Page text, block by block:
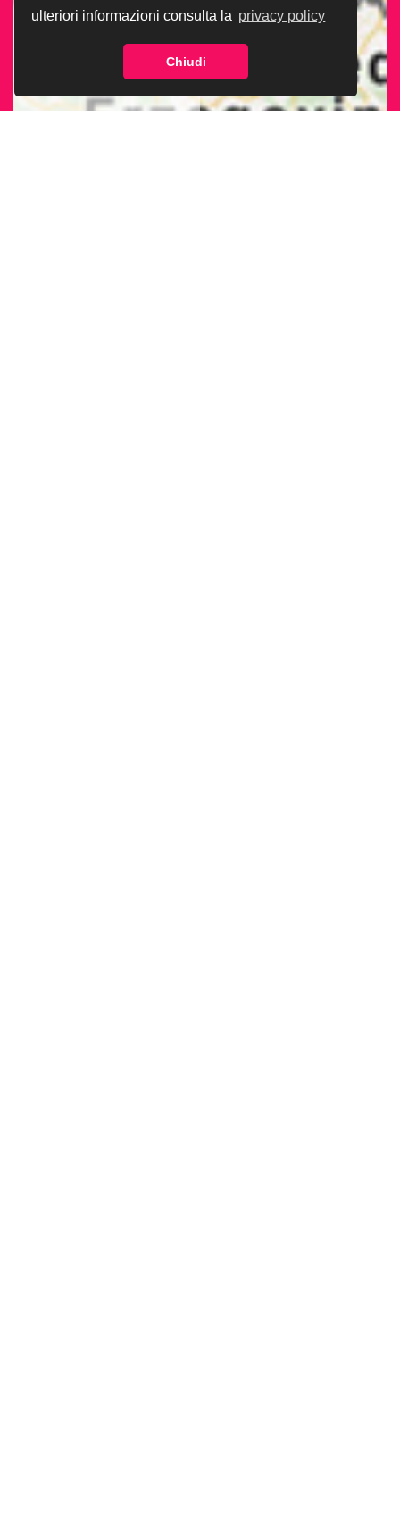
ulteriori informazioni consulta la privacy policy
Chiudi